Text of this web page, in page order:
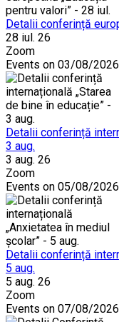
Detalii conferință
28 iul. 26
Zoom
Events on 03/08/2026
Detalii conferință
3 aug.
3 aug. 26
Zoom
Events on 05/08/2026
Detalii conferință
5 aug.
5 aug. 26
Zoom
Events on 07/08/2026